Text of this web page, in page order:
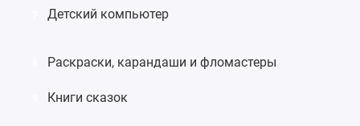
Детский компьютер
Раскраски, карандаши ифломастеры
Книги сказок